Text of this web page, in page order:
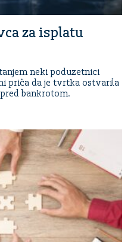
za isplatu
neki poduzetnici
priča da je tvrtka ostvarila
bankrotom.